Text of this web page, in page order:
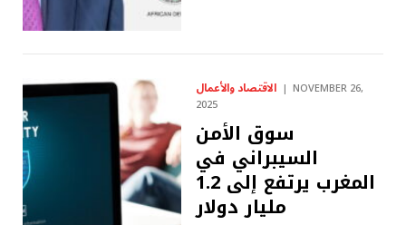
الاقتصاد والأعمال NOVEMBER 26,
2025
سوق الأمن
السيبراني في
المغرب يرتفع إلى 1.2
مليار دولار